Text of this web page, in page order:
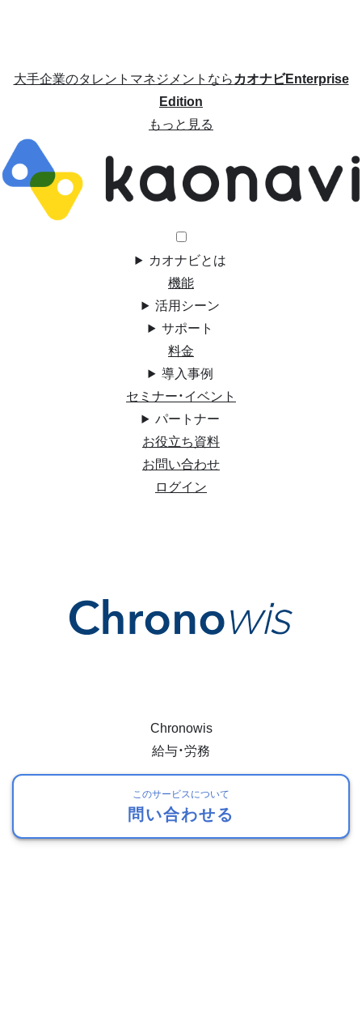
大手企業のタレントマネジメントならカオナビEnterprise
Edition
もっと見る
カオナビとは
機能
活用シーン
サポート
料金
導入事例
セミナー・イベント
パートナー
お役立ち資料
お問い合わせ
ログイン
Chronowis
給与・労務
このサービスについて
問い合わせる